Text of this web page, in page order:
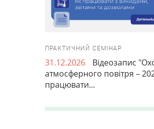
ПРАКТИЧНИЙ СЕМІНАР
31.12.2026
Відеозапис
атмосферного повітря –
працювати...